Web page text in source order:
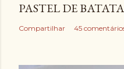
PASTEL DE
Compartilhar 45